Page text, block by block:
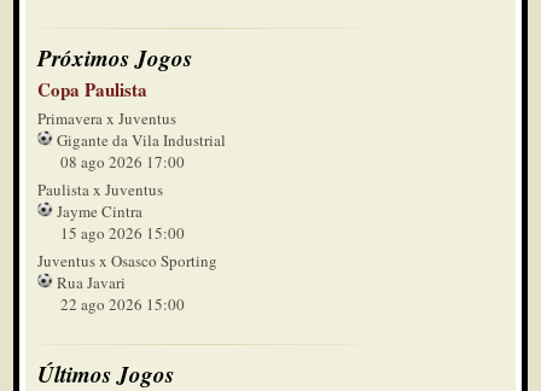
Próximos Jogos
Copa Paulista
Primavera x Juventus
Gigante da Vila Industrial
08 ago 2026 17:00
Paulista x Juventus
Jayme Cintra
15 ago 2026 15:00
Juventus x Osasco Sporting
Rua Javari
22 ago 2026 15:00
Últimos Jogos